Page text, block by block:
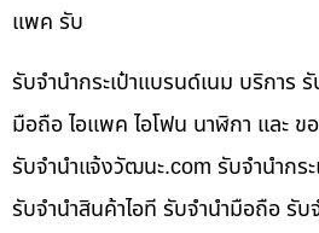
แพค รับ
รับจำนำกระเป๋าแบรนด์เนม บริการ
มือถือ ไอแพค ไอโฟน นาฬิกา และ
รับจํานําแจ้งวัฒนะ.com รับจำนำกร
รับจำนำสินค้าไอที รับจำนำมือถือ รับ